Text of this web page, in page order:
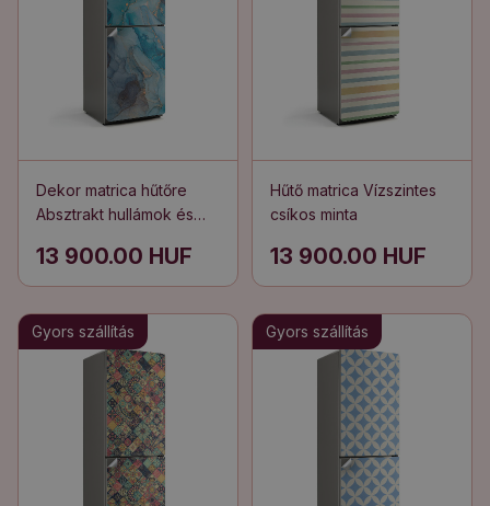
Dekor matrica hűtőre
Absztrakt hullámok és
13 900.00 HUF
Hűtő matrica Vízszintes
csíkos minta
13 900.00 HUF
Gyors szállítás Gyors szállítás